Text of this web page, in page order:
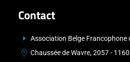
Contact
Association Belge Francophone
Chaussée de Wavre, 2057 -